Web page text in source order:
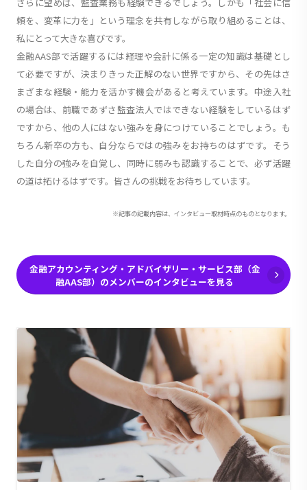
頼を、変革に力を」という理念を共有しながら取り組めることは、
私にとって大きな喜びです。
金融AAS部で活躍するには経理や会計に係る一定の知識は基礎とし
て必要ですが、決まりきった正解のない世界ですから、その先はさ
まざまな経験・能力を活かす機会があると考えています。中途入社
の場合は、前職であずさ監査法人ではできない経験をしているはず
ですから、他の人にはない強みを身につけていることでしょう。も
ちろん新卒の方も、自分ならではの強みをお持ちのはずです。そう
した自分の強みを自覚し、同時に弱みも認識することで、必ず活躍
の道は拓けるはずです。皆さんの挑戦をお待ちしています。
※記事の記載内容は、インタビュー取材時点のものとなります。
金融アカウンティング・アドバイザリー・サービス部（金
融AAS部）のメンバーのインタビューを見る